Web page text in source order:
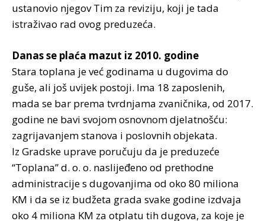
ustanovio njegov Tim za reviziju, koji je tada
istraživao rad ovog preduzeća.
Danas se plaća mazut iz 2010. godine
Stara toplana je već godinama u dugovima do
guše, ali još uvijek postoji. Ima 18 zaposlenih,
mada se bar prema tvrdnjama zvaničnika, od 2017.
godine ne bavi svojom osnovnom djelatnošću:
zagrijavanjem stanova i poslovnih objekata.
Iz Gradske uprave poručuju da je preduzeće
“Toplana” d. o. o. naslijeđeno od prethodne
administracije s dugovanjima od oko 80 miliona
KM i da se iz budžeta grada svake godine izdvaja
oko 4 miliona KM za otplatu tih dugova, za koje je